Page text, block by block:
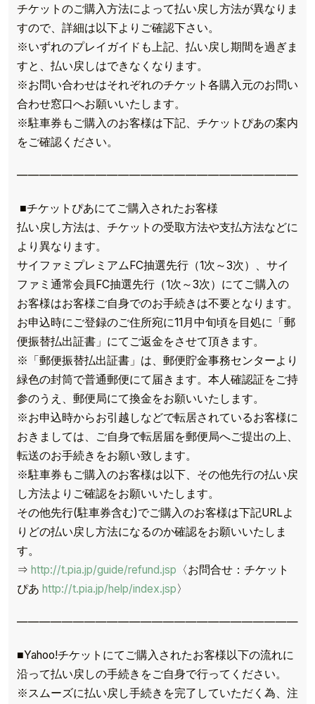
チケットのご購入方法によって払い戻し方法が異なりま
すので、詳細は以下よりご確認下さい。
※いずれのプレイガイドも上記、払い戻し期間を過ぎま
すと、払い戻しはできなくなります。
※お問い合わせはそれぞれのチケット各購入元のお問い
合わせ窓口へお願いいたします。
※駐車券もご購入のお客様は下記、チケットぴあの案内
をご確認ください。
■チケットぴあにてご購入されたお客様
払い戻し方法は、チケットの受取方法や支払方法などに
より異なります。
サイファミプレミアムFC抽選先行（1次～3次）、サイ
ファミ通常会員FC抽選先行（1次～3次）にてご購入の
お客様はお客様ご自身でのお手続きは不要となります。
お申込時にご登録のご住所宛に11月中旬頃を目処に「郵
便振替払出証書」にてご返金をさせて頂きます。
※「郵便振替払出証書」は、郵便貯金事務センターより
緑色の封筒で普通郵便にて届きます。本人確認証をご持
参のうえ、郵便局にて換金をお願いいたします。
※お申込時からお引越しなどで転居されているお客様に
おきましては、ご自身で転居届を郵便局へご提出の上、
転送のお手続きをお願い致します。
※駐車券もご購入のお客様は以下、その他先行の払い戻
し方法よりご確認をお願いいたします。
その他先行(駐車券含む)でご購入のお客様は下記URLよ
りどの払い戻し方法になるのか確認をお願いいたしま
す。
⇒ http://t.pia.jp/guide/refund.jsp 〈お問合せ：チケット
ぴあ http://t.pia.jp/help/index.jsp〉
■Yahoo!チケットにてご購入されたお客様以下の流れに
沿って払い戻しの手続きをご自身で行ってください。
※スムーズに払い戻し手続きを完了していただく為、注